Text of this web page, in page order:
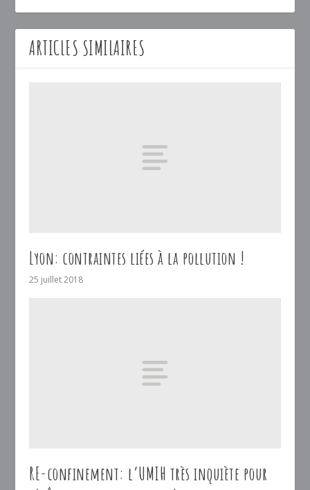
ARTICLES SIMILAIRES
Lyon: contraintes liées à la pollution !
25 juillet 2018
RE-confinement: l’UMIH très inquiète pour